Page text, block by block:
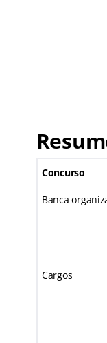
Concurso
Banca
Cargos